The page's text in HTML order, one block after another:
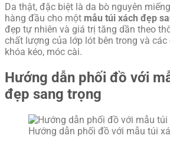
Da thật, đặc biệt là da bò nguyên
hàng đầu cho một mẫu túi xách đẹp
đẹp tự nhiên và giá trị tăng dần theo
chất lượng của lớp lót bên trong và
khóa kéo, móc cài.
Hướng dẫn phối đồ với
đẹp sang trọng
Hướng dẫn phối đồ với mẫu túi